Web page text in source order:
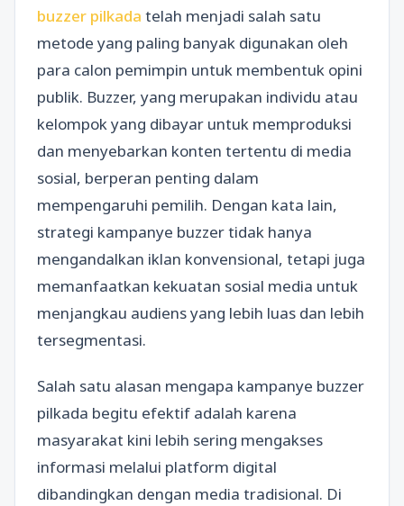
buzzer pilkada telah menjadi salah satu
metode yang paling banyak digunakan oleh
para calon pemimpin untuk membentuk opini
publik. Buzzer, yang merupakan individu atau
kelompok yang dibayar untuk memproduksi
dan menyebarkan konten tertentu di media
sosial, berperan penting dalam
mempengaruhi pemilih. Dengan kata lain,
strategi kampanye buzzer tidak hanya
mengandalkan iklan konvensional, tetapi juga
memanfaatkan kekuatan sosial media untuk
menjangkau audiens yang lebih luas dan lebih
tersegmentasi.
Salah satu alasan mengapa kampanye buzzer
pilkada begitu efektif adalah karena
masyarakat kini lebih sering mengakses
informasi melalui platform digital
dibandingkan dengan media tradisional. Di